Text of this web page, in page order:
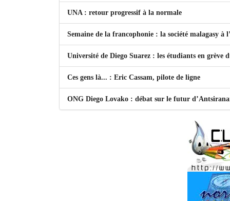
UNA : retour progressif à la normale
Semaine de la francophonie : la société malagasy à
Université de Diego Suarez : les étudiants en grève
Ces gens là... : Eric Cassam, pilote de ligne
ONG Diego Lovako : débat sur le futur